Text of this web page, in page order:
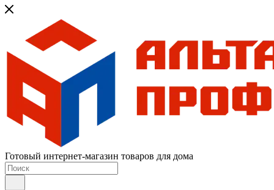
Готовый интернет-магазин товаров для дома